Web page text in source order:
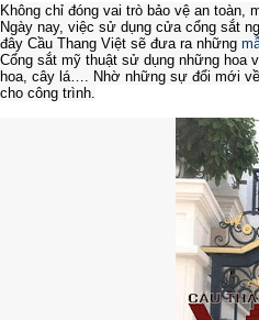
Không chỉ đóng vai trò bảo vệ an toàn,
Ngày nay, việc sử dụng cửa cổng sắt
đây Cầu Thang Việt sẽ đưa ra những
Cổng sắt mỹ thuật sử dụng những hoa
hoa, cây lá…. Nhờ những sự đổi mới
cho công trình.